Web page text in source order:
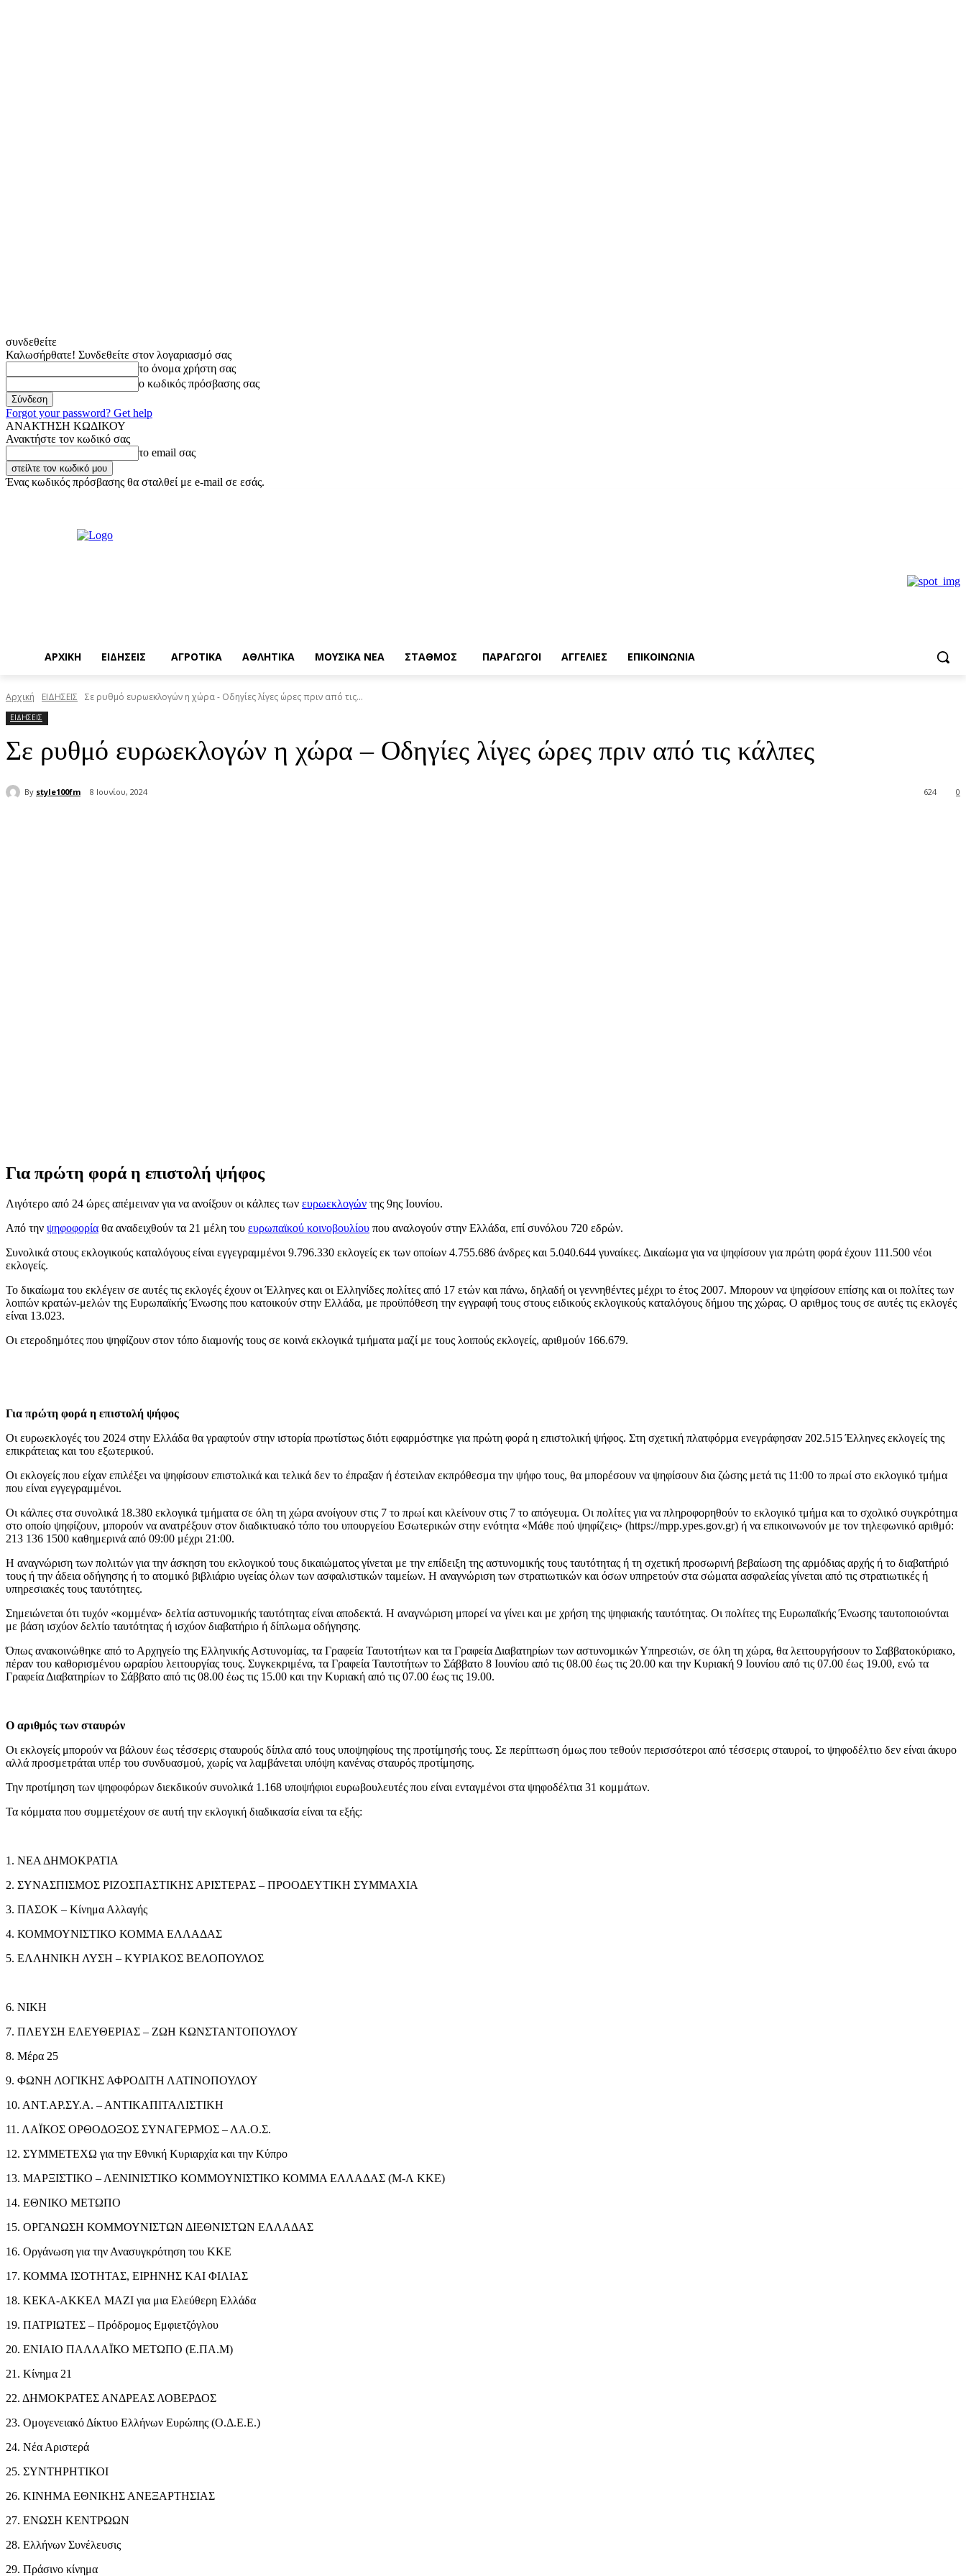
συνδεθείτε
Καλωσήρθατε! Συνδεθείτε στον λογαριασμό σας
το όνομα χρήστη σας
ο κωδικός πρόσβασης σας
Forgot your password? Get help
ΑΝΑΚΤΗΣΗ ΚΩΔΙΚΟΥ
Ανακτήστε τον κωδικό σας
το email σας
Ένας κωδικός πρόσβασης θα σταλθεί με e-mail σε εσάς.
ΑΡΧΙΚΗ ΕΙΔΗΣΕΙΣ ΑΓΡΟΤΙΚΑ ΑΘΛΗΤΙΚΑ ΜΟΥΣΙΚΑ ΝΕΑ ΣΤΑΘΜΟΣ ΠΑΡΑΓΩΓΟΙ ΑΓΓΕΛΙΕΣ ΕΠΙΚΟΙΝΩΝΙΑ
Αρχική ΕΙΔΗΣΕΙΣ Σε ρυθμό ευρωεκλογών η χώρα - Οδηγίες λίγες ώρες πριν από τις...
ΕΙΔΗΣΕΙΣ
Σε ρυθμό ευρωεκλογών η χώρα – Οδηγίες λίγες ώρες πριν από τις κάλπες
By style100fm 8 Ιουνίου, 2024 0
624
Για πρώτη φορά η επιστολή ψήφος
Λιγότερο από 24 ώρες απέμειναν για να ανοίξουν οι κάλπες των ευρωεκλογών της 9ης Ιουνίου.
Από την ψηφοφορία θα αναδειχθούν τα 21 μέλη του ευρωπαϊκού κοινοβουλίου που αναλογούν στην Ελλάδα, επί συνόλου 720 εδρών.
Συνολικά στους εκλογικούς καταλόγους είναι εγγεγραμμένοι 9.796.330 εκλογείς εκ των οποίων 4.755.686 άνδρες και 5.040.644 γυναίκες. Δικαίωμα για να ψηφίσουν για πρώτη φορά έχουν 111.500 νέοι
εκλογείς.
Το δικαίωμα του εκλέγειν σε αυτές τις εκλογές έχουν οι Έλληνες και οι Ελληνίδες πολίτες από 17 ετών και πάνω, δηλαδή οι γεννηθέντες μέχρι το έτος 2007. Μπορουν να ψηφίσουν επίσης και οι πολίτες των
λοιπών κρατών-μελών της Ευρωπαϊκής Ένωσης που κατοικούν στην Ελλάδα, με προϋπόθεση την εγγραφή τους στους ειδικούς εκλογικούς καταλόγους δήμου της χώρας. Ο αριθμος τους σε αυτές τις εκλογές
είναι 13.023.
Οι ετεροδημότες που ψηφίζουν στον τόπο διαμονής τους σε κοινά εκλογικά τμήματα μαζί με τους λοιπούς εκλογείς, αριθμούν 166.679.
Για πρώτη φορά η επιστολή ψήφος
Οι ευρωεκλογές του 2024 στην Ελλάδα θα γραφτούν στην ιστορία πρωτίστως διότι εφαρμόστηκε για πρώτη φορά η επιστολική ψήφος. Στη σχετική πλατφόρμα ενεγράφησαν 202.515 Έλληνες εκλογείς της
επικράτειας και του εξωτερικού.
Οι εκλογείς που είχαν επιλέξει να ψηφίσουν επιστολικά και τελικά δεν το έπραξαν ή έστειλαν εκπρόθεσμα την ψήφο τους, θα μπορέσουν να ψηφίσουν δια ζώσης μετά τις 11:00 το πρωί στο εκλογικό τμήμα
που είναι εγγεγραμμένοι.
Οι κάλπες στα συνολικά 18.380 εκλογικά τμήματα σε όλη τη χώρα ανοίγουν στις 7 το πρωί και κλείνουν στις 7 το απόγευμα. Οι πολίτες για να πληροφορηθούν το εκλογικό τμήμα και το σχολικό συγκρότημα
στο οποίο ψηφίζουν, μπορούν να ανατρέξουν στον διαδικτυακό τόπο του υπουργείου Εσωτερικών στην ενότητα «Μάθε πού ψηφίζεις» (https://mpp.ypes.gov.gr) ή να επικοινωνούν με τον τηλεφωνικό αριθμό:
213 136 1500 καθημερινά από 09:00 μέχρι 21:00.
Η αναγνώριση των πολιτών για την άσκηση του εκλογικού τους δικαιώματος γίνεται με την επίδειξη της αστυνομικής τους ταυτότητας ή τη σχετική προσωρινή βεβαίωση της αρμόδιας αρχής ή το διαβατήριό
τους ή την άδεια οδήγησης ή το ατομικό βιβλιάριο υγείας όλων των ασφαλιστικών ταμείων. Η αναγνώριση των στρατιωτικών και όσων υπηρετούν στα σώματα ασφαλείας γίνεται από τις στρατιωτικές ή
υπηρεσιακές τους ταυτότητες.
Σημειώνεται ότι τυχόν «κομμένα» δελτία αστυνομικής ταυτότητας είναι αποδεκτά. H αναγνώριση μπορεί να γίνει και με χρήση της ψηφιακής ταυτότητας. Οι πολίτες της Ευρωπαϊκής Ένωσης ταυτοποιούνται
με βάση ισχύον δελτίο ταυτότητας ή ισχύον διαβατήριο ή δίπλωμα οδήγησης.
Όπως ανακοινώθηκε από το Αρχηγείο της Ελληνικής Αστυνομίας, τα Γραφεία Ταυτοτήτων και τα Γραφεία Διαβατηρίων των αστυνομικών Υπηρεσιών, σε όλη τη χώρα, θα λειτουργήσουν το Σαββατοκύριακο,
πέραν του καθορισμένου ωραρίου λειτουργίας τους. Συγκεκριμένα, τα Γραφεία Ταυτοτήτων το Σάββατο 8 Ιουνίου από τις 08.00 έως τις 20.00 και την Κυριακή 9 Ιουνίου από τις 07.00 έως 19.00, ενώ τα
Γραφεία Διαβατηρίων το Σάββατο από τις 08.00 έως τις 15.00 και την Κυριακή από τις 07.00 έως τις 19.00.
Ο αριθμός των σταυρών
Οι εκλογείς μπορούν να βάλουν έως τέσσερις σταυρούς δίπλα από τους υποψηφίους της προτίμησής τους. Σε περίπτωση όμως που τεθούν περισσότεροι από τέσσερις σταυροί, το ψηφοδέλτιο δεν είναι άκυρο
αλλά προσμετράται υπέρ του συνδυασμού, χωρίς να λαμβάνεται υπόψη κανένας σταυρός προτίμησης.
Την προτίμηση των ψηφοφόρων διεκδικούν συνολικά 1.168 υποψήφιοι ευρωβουλευτές που είναι ενταγμένοι στα ψηφοδέλτια 31 κομμάτων.
Τα κόμματα που συμμετέχουν σε αυτή την εκλογική διαδικασία είναι τα εξής:
1. ΝΕΑ ΔΗΜΟΚΡΑΤΙΑ
2. ΣΥΝΑΣΠΙΣΜΟΣ ΡΙΖΟΣΠΑΣΤΙΚΗΣ ΑΡΙΣΤΕΡΑΣ – ΠΡΟΟΔΕΥΤΙΚΗ ΣΥΜΜΑΧΙΑ
3. ΠΑΣΟΚ – Κίνημα Αλλαγής
4. ΚΟΜΜΟΥΝΙΣΤΙΚΟ ΚΟΜΜΑ ΕΛΛΑΔΑΣ
5. ΕΛΛΗΝΙΚΗ ΛΥΣΗ – ΚΥΡΙΑΚΟΣ ΒΕΛΟΠΟΥΛΟΣ
6. ΝΙΚΗ
7. ΠΛΕΥΣΗ ΕΛΕΥΘΕΡΙΑΣ – ΖΩΗ ΚΩΝΣΤΑΝΤΟΠΟΥΛΟΥ
8. Μέρα 25
9. ΦΩΝΗ ΛΟΓΙΚΗΣ ΑΦΡΟΔΙΤΗ ΛΑΤΙΝΟΠΟΥΛΟΥ
10. ΑΝΤ.ΑΡ.ΣΥ.Α. – ΑΝΤΙΚΑΠΙΤΑΛΙΣΤΙΚΗ
11. ΛΑΪΚΟΣ ΟΡΘΟΔΟΞΟΣ ΣΥΝΑΓΕΡΜΟΣ – ΛΑ.Ο.Σ.
12. ΣΥΜΜΕΤΕΧΩ για την Εθνική Κυριαρχία και την Κύπρο
13. ΜΑΡΞΙΣΤΙΚΟ – ΛΕΝΙΝΙΣΤΙΚΟ ΚΟΜΜΟΥΝΙΣΤΙΚΟ ΚΟΜΜΑ ΕΛΛΑΔΑΣ (Μ-Λ ΚΚΕ)
14. ΕΘΝΙΚΟ ΜΕΤΩΠΟ
15. ΟΡΓΑΝΩΣΗ ΚΟΜΜΟΥΝΙΣΤΩΝ ΔΙΕΘΝΙΣΤΩΝ ΕΛΛΑΔΑΣ
16. Οργάνωση για την Ανασυγκρότηση του ΚΚΕ
17. ΚΟΜΜΑ ΙΣΟΤΗΤΑΣ, ΕΙΡΗΝΗΣ ΚΑΙ ΦΙΛΙΑΣ
18. ΚΕΚΑ-ΑΚΚΕΛ ΜΑΖΙ για μια Ελεύθερη Ελλάδα
19. ΠΑΤΡΙΩΤΕΣ – Πρόδρομος Εμφιετζόγλου
20. ΕΝΙΑΙΟ ΠΑΛΛΑΪΚΟ ΜΕΤΩΠΟ (Ε.ΠΑ.Μ)
21. Κίνημα 21
22. ΔΗΜΟΚΡΑΤΕΣ ΑΝΔΡΕΑΣ ΛΟΒΕΡΔΟΣ
23. Ομογενειακό Δίκτυο Ελλήνων Ευρώπης (Ο.Δ.Ε.Ε.)
24. Νέα Αριστερά
25. ΣΥΝΤΗΡΗΤΙΚΟΙ
26. ΚΙΝΗΜΑ ΕΘΝΙΚΗΣ ΑΝΕΞΑΡΤΗΣΙΑΣ
27. ΕΝΩΣΗ ΚΕΝΤΡΩΩΝ
28. Ελλήνων Συνέλευσις
29. Πράσινο κίνημα